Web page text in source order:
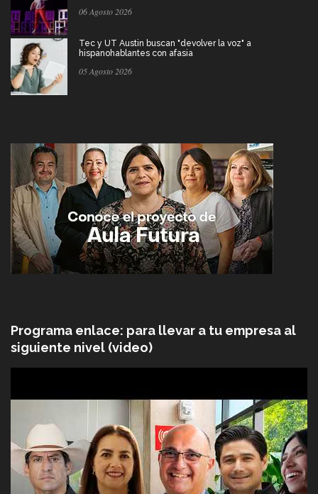
06 Agosto 2026
Tec y UT Austin buscan "devolver la voz" a
hispanohablantes con afasia
05 Agosto 2026
Programa enlace: para llevar a tu empresa al
siguiente nivel (video)